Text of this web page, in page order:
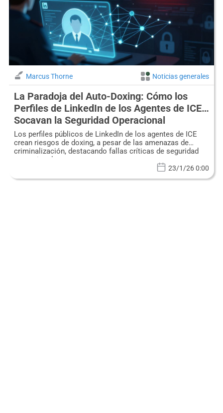
Marcus Thorne Noticias generales
La Paradoja del Auto-Doxing: Cómo los
Perfiles de LinkedIn de los Agentes de ICE
Socavan la Seguridad Operacional
Los perfiles públicos de LinkedIn de los agentes de ICE
crean riesgos de doxing, a pesar de las amenazas de
criminalización, destacando fallas críticas de seguridad
operacional.
23/1/26 0:00